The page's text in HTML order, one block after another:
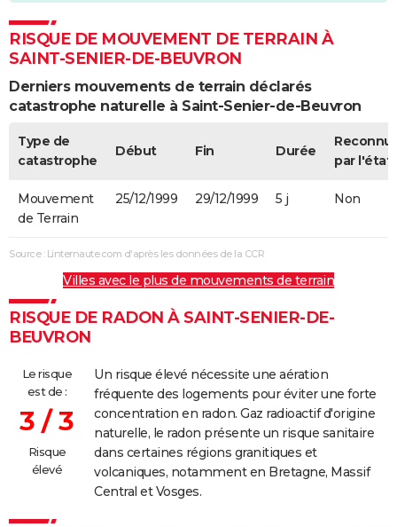
RISQUE DE MOUVEMENT DE TERRAIN À
SAINT-SENIER-DE-BEUVRON
Derniers mouvements de terrain déclarés
catastrophe naturelle à Saint-Senier-de-Beuvron
Type de
catastrophe
Début Fin Durée
par l'état
Mouvement
de Terrain
25/12/1999 29/12/1999 5 j Non
Source : Linternaute.com d'après les données de la CCR
Villes avec le plus de mouvements de terrain
RISQUE DE RADON À SAINT-SENIER-DE-
BEUVRON
Le risque
est de :
3 / 3
Risque
élevé
Un risque élevé nécessite une aération
fréquente des logements pour éviter une forte
concentration en radon. Gaz radioactif d'origine
naturelle, le radon présente un risque sanitaire
dans certaines régions granitiques et
volcaniques, notamment en Bretagne, Massif
Central et Vosges.